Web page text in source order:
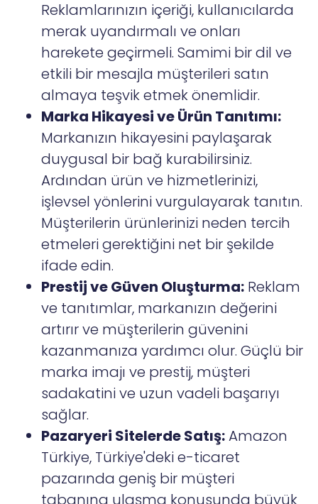
Reklamlarınızın içeriği, kullanıcılarda
merak uyandırmalı ve onları
harekete geçirmeli. Samimi bir dil ve
etkili bir mesajla müşterileri satın
almaya teşvik etmek önemlidir.
Marka Hikayesi ve Ürün Tanıtımı:
Markanızın hikayesini paylaşarak
duygusal bir bağ kurabilirsiniz.
Ardından ürün ve hizmetlerinizi,
işlevsel yönlerini vurgulayarak tanıtın.
Müşterilerin ürünlerinizi neden tercih
etmeleri gerektiğini net bir şekilde
ifade edin.
Prestij ve Güven Oluşturma: Reklam
ve tanıtımlar, markanızın değerini
artırır ve müşterilerin güvenini
kazanmanıza yardımcı olur. Güçlü bir
marka imajı ve prestij, müşteri
sadakatini ve uzun vadeli başarıyı
sağlar.
Pazaryeri Sitelerde Satış:Amazon
Türkiye, Türkiye'deki e-ticaret
pazarında geniş bir müşteri